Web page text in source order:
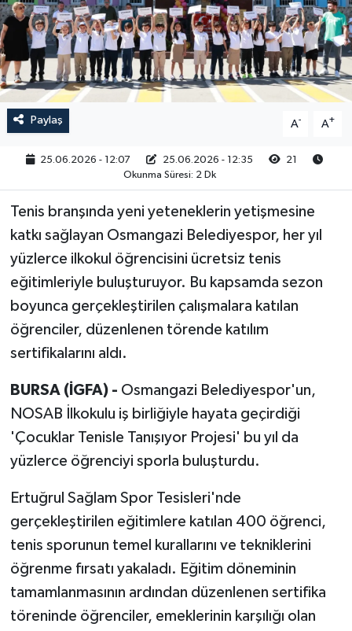
Paylaş A- A+
25.06.2026 - 12:07 25.06.2026 - 12:35
21
Okunma Süresi: 2 Dk
Tenis branşında yeni yeteneklerin yetişmesine
katkı sağlayan Osmangazi Belediyespor, her yıl
yüzlerce ilkokul öğrencisini ücretsiz tenis
eğitimleriyle buluşturuyor. Bu kapsamda sezon
boyunca gerçekleştirilen çalışmalara katılan
öğrenciler, düzenlenen törende katılım
sertifikalarını aldı.
BURSA (İGFA) - Osmangazi Belediyespor'un,
NOSAB İlkokulu iş birliğiyle hayata geçirdiği
'Çocuklar Tenisle Tanışıyor Projesi' bu yıl da
yüzlerce öğrenciyi sporla buluşturdu.
Ertuğrul Sağlam Spor Tesisleri'nde
gerçekleştirilen eğitimlere katılan 400 öğrenci,
tenis sporunun temel kurallarını ve tekniklerini
öğrenme fırsatı yakaladı. Eğitim döneminin
tamamlanmasının ardından düzenlenen sertifika
töreninde öğrenciler, emeklerinin karşılığı olan
RESMİ İLAN